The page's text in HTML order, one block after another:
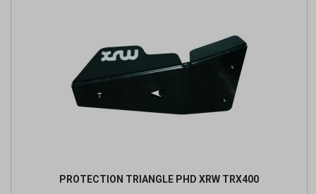
PROTECTION TRIANGLE PHD XRW TRX400